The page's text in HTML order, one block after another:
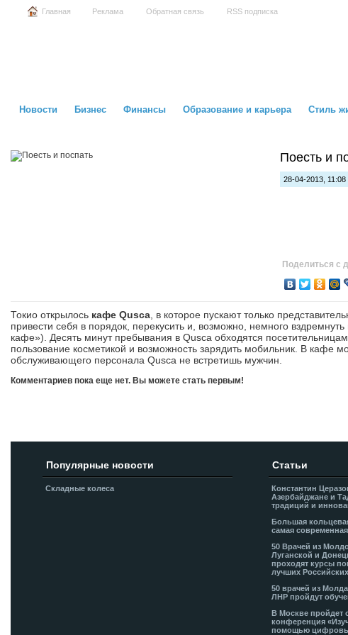
Главная Реклама Обратная связь RSS подписка
Новости Бизнес Финансы Образование и карьера Стиль
Поесть и
28-04-2013, 11:08
Поделиться с
Токио открылось кафе Qusca , в которое пускают только
привести себя в порядок, перекусить и, возможно, немного
кафе»). Десять минут пребывания в Qusca обходятся
пользование косметикой и возможность зарядить мобильник. В кафе
обслуживающего персонала Qusca не встретишь мужчин.
Комментариев пока еще нет. Вы можете стать первым!
Популярные новости
Складные колеса
Статьи
Константин
Азербайджане и
традиций и
Большая
самая
50 Врачей из
Луганской и
проходят курсы
лучших
50 врачей из
ЛНР пройдут
В Москве пройдет
конференция
помощью